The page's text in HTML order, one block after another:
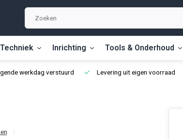
Techniek Inrichting Tools & Onderhoud
werkdag verstuurd Levering uit eigen voorraad